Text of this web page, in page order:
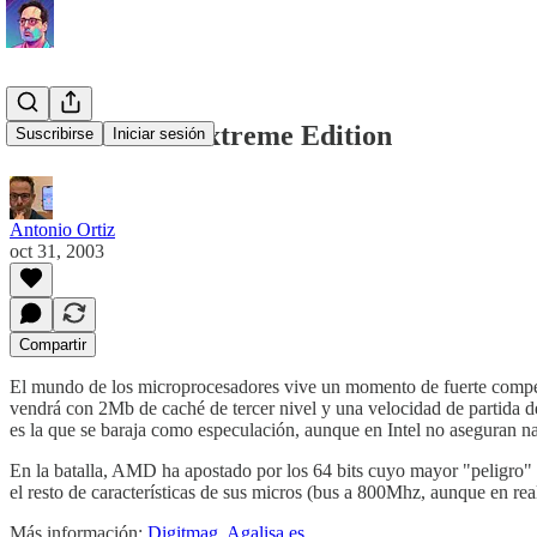
Suscribirse Iniciar sesión
Intel lanza P4 Extreme Edition
Antonio Ortiz
oct 31, 2003
Compartir
El mundo de los microprocesadores vive un momento de fuerte
vendrá con 2Mb de caché de tercer nivel y una velocidad de partida
es la que se baraja como especulación, aunque en Intel no aseguran
En la batalla, AMD ha apostado por los 64 bits cuyo mayor "peligro"
el resto de características de sus micros (bus a 800Mhz, aunque en
Más información: Digitmag Agalisa.es